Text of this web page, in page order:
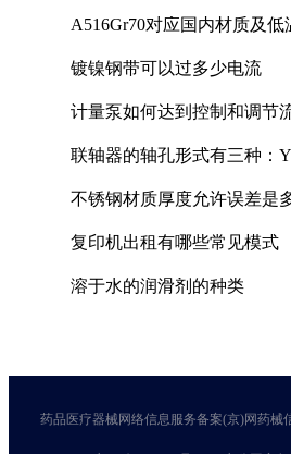
A516Gr70对应国内材质及
镀镍钢带可以过多少电流
计量泵如何达到控制和调节
联轴器的轴孔形式有三种：
不锈钢材质厚度允许误差是
复印机出租有哪些常见模式
溶于水的润滑剂的种类
药品医疗器械网络信息服务备案(京)网药械